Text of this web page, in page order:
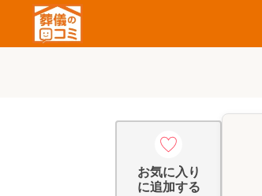
お気に入り
に追加する